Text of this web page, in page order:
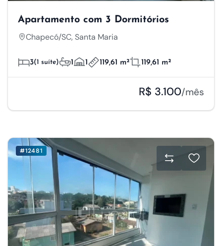
Apartamento com 3 Dormitórios
Chapecó/SC, Santa Maria
3(1 suíte) 1 1 119,61 m² 119,61 m²
R$ 3.100/mês
#12481